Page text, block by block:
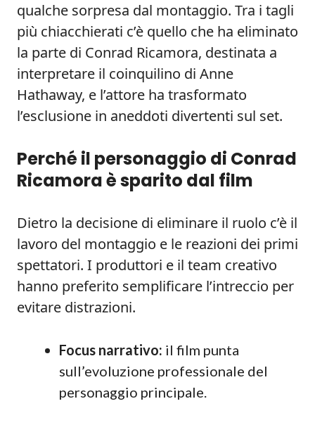
qualche sorpresa dal montaggio. Tra i tagli
più chiacchierati c’è quello che ha eliminato
la parte di Conrad Ricamora, destinata a
interpretare il coinquilino di Anne
Hathaway, e l’attore ha trasformato
l’esclusione in aneddoti divertenti sul set.
Perché il personaggio di Conrad
Ricamora è sparito dal film
Dietro la decisione di eliminare il ruolo c’è il
lavoro del montaggio e le reazioni dei primi
spettatori. I produttori e il team creativo
hanno preferito semplificare l’intreccio per
evitare distrazioni.
Focus narrativo: il film punta
sull’evoluzione professionale del
personaggio principale.